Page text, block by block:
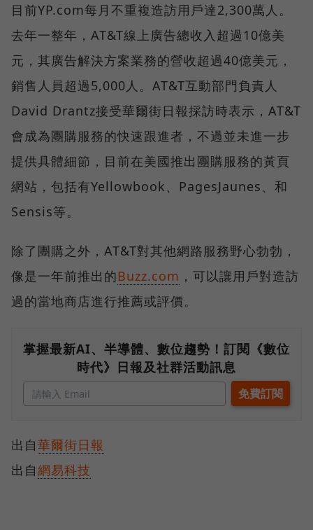
目前YP.com每月不重複造訪用戶達2,300萬人。
去年一整年，AT&T線上廣告總收入超過10億美
元，其廣告解決方案業務的營收超過40億美元，
銷售人員超過5,000人。AT&T互動部門負責人
David Drantz接受華爾街日報採訪時表示，AT&T
會成為團購服務的快速跟進者，不過並未進一步
提供具體細節，目前在美國推出團購服務的黃頁
網站，包括有Yellowbook、PagesJaunes、和
Sensis等。
除了團購之外，AT&T對其他網路服務野心勃勃，
像是一年前推出的Buzz.com ，可以讓用戶對造訪
過的當地商店進行推薦或評價。
掌握最新AI、半導體、數位趨勢！訂閱《數位
時代》日報及社群活動訊息
出自華爾街日報
出自網易科技